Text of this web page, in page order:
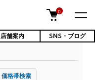
0
店舗案内 SNS・ブログ
価格帯検索